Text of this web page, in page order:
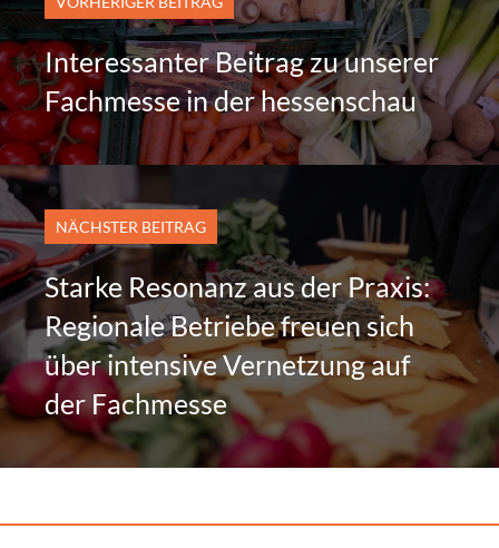
Interessanter Beitrag zu unserer
Fachmesse in der hessenschau
NÄCHSTER BEITRAG
Starke Resonanz aus der Praxis:
Regionale Betriebe freuen sich
über intensive Vernetzung auf
der Fachmesse